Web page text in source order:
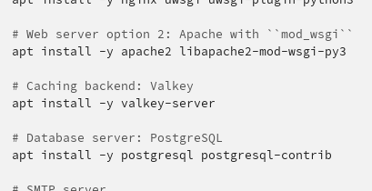
# Web server option 2: Apache with ``mod_wsgi``
apt install -y apache2 libapache2-mod-wsgi-py3
# Caching backend: Valkey
apt install -y valkey-server
# Database server: PostgreSQL
apt install -y postgresql postgresql-contrib